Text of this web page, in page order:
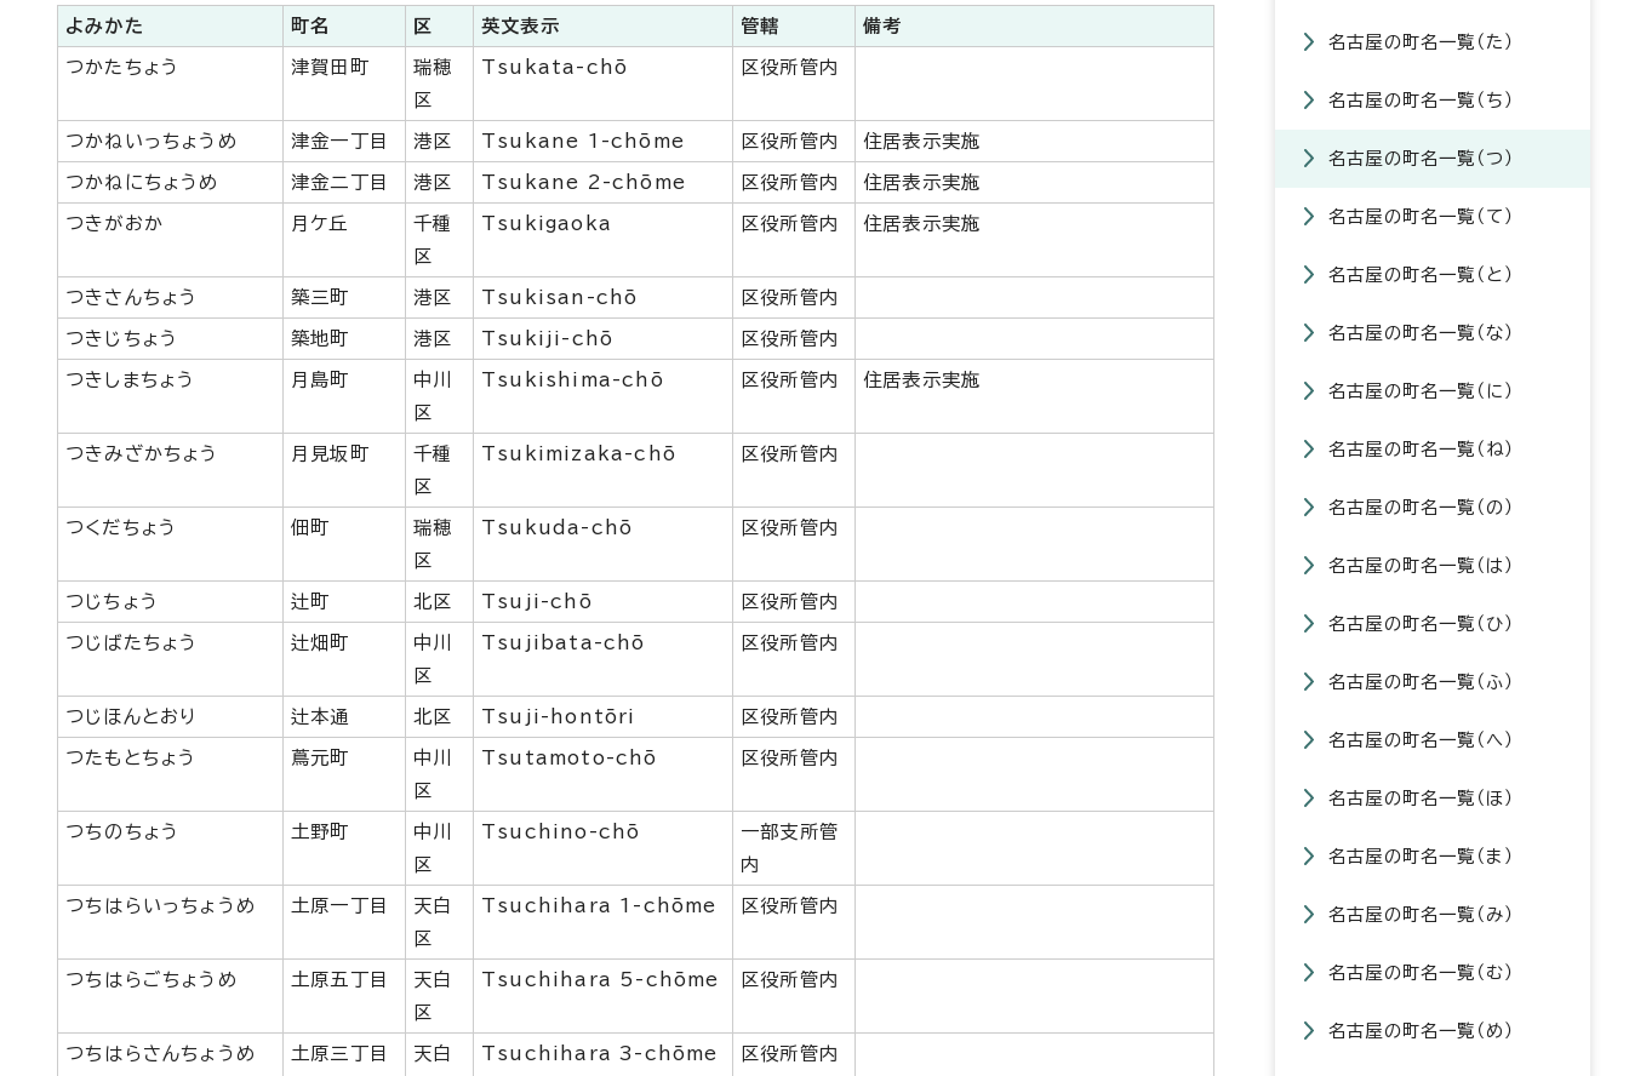
よみかた 町名 区 英文表示 管轄 備考
つかたちょう 津賀田町
瑞穂
区
Tsukata-chō 区役所管内
つかねいっちょうめ 津金一丁目 港区 Tsukane 1-chōme 区役所管内 住居表示実施
つかねにちょうめ 津金二丁目 港区 Tsukane 2-chōme 区役所管内 住居表示実施
つきがおか 月ケ丘
千種
区
Tsukigaoka 区役所管内 住居表示実施
つきさんちょう 築三町 港区 Tsukisan-chō 区役所管内
つきじちょう 築地町 港区 Tsukiji-chō 区役所管内
つきしまちょう 月島町
中川
区
Tsukishima-chō 区役所管内 住居表示実施
つきみざかちょう 月見坂町
千種
区
Tsukimizaka-chō 区役所管内
つくだちょう 佃町
瑞穂
区
Tsukuda-chō 区役所管内
つじちょう 辻町 北区 Tsuji-chō 区役所管内
つじばたちょう 辻畑町
中川
区
Tsujibata-chō 区役所管内
つじほんとおり 辻本通 北区 Tsuji-hontōri 区役所管内
つたもとちょう 蔦元町
中川
区
Tsutamoto-chō 区役所管内
つちのちょう 土野町
中川
区
Tsuchino-chō
一部支所管
内
つちはらいっちょうめ 土原一丁目
天白
区
Tsuchihara 1-chōme 区役所管内
つちはらごちょうめ 土原五丁目
天白
区
Tsuchihara 5-chōme 区役所管内
つちはらさんちょうめ 土原三丁目
天白
Tsuchihara 3-chōme 区役所管内
名古屋の町名一覧（た）
名古屋の町名一覧（ち）
名古屋の町名一覧（つ）
名古屋の町名一覧（て）
名古屋の町名一覧（と）
名古屋の町名一覧（な）
名古屋の町名一覧（に）
名古屋の町名一覧（ね）
名古屋の町名一覧（の）
名古屋の町名一覧（は）
名古屋の町名一覧（ひ）
名古屋の町名一覧（ふ）
名古屋の町名一覧（へ）
名古屋の町名一覧（ほ）
名古屋の町名一覧（ま）
名古屋の町名一覧（み）
名古屋の町名一覧（む）
名古屋の町名一覧（め）